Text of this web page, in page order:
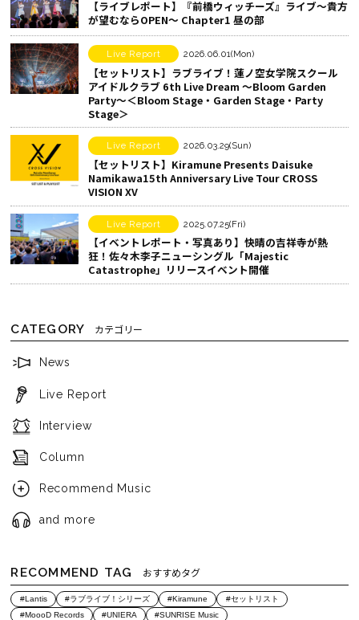
る
o
k
で
シ
ェ
ア
す
る
ェ
ア
る
【ライブレポート】『前橋ウィッチーズ』ライブ～貴方
が望むならOPEN～ Chapter1 昼の部
Live Report 2026.06.01(Mon)
【セットリスト】ラブライブ！蓮ノ空女学院スクール
アイドルクラブ 6th Live Dream ～Bloom Garden
Party～＜Bloom Stage・Garden Stage・Party
Stage＞
Live Report 2026.03.29(Sun)
【セットリスト】Kiramune Presents Daisuke
Namikawa15th Anniversary Live Tour CROSS
VISION XV
Live Report 2025.07.25(Fri)
【イベントレポート・写真あり】快晴の吉祥寺が熱
狂！佐々木李子ニューシングル「Majestic
Catastrophe」リリースイベント開催
CATEGORY カテゴリー
News
Live Report
Interview
Column
Recommend Music
and more
RECOMMEND TAG おすすめタグ
#Lantis #ラブライブ！シリーズ #Kiramune
#セットリスト
#MoooD Records
#UNIERA
#SUNRISE Music